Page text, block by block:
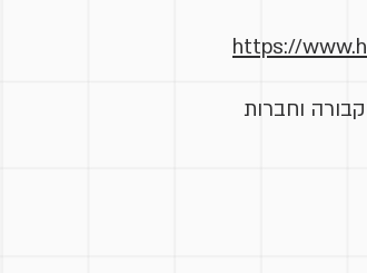
https://
וחברות